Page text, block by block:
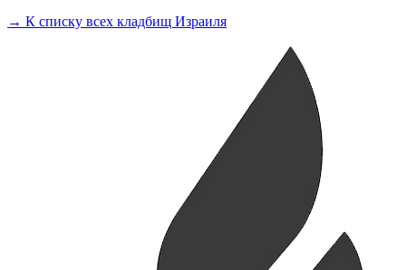
→ К списку всех кладбищ Израиля